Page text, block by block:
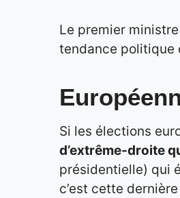
Le premier
tendance politique
Si les élections
d’extrême-droite
présidentielle) qui
c’est cette